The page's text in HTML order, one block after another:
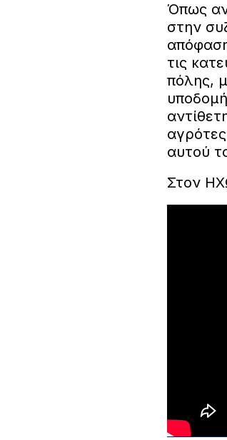
Όπως
στην
τις
πόλης,
αυτού
Στον